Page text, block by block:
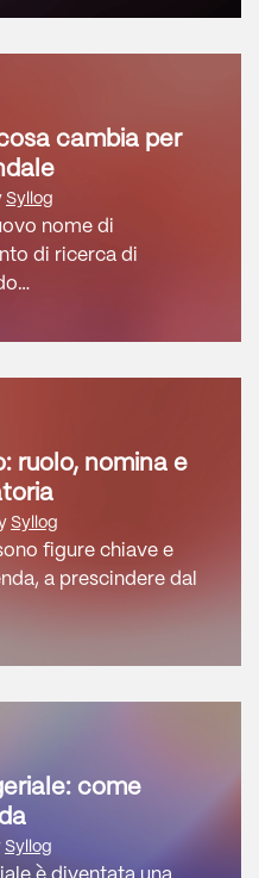
cambia per
Syllog
nome di
di ricerca di
ruolo, nomina e
Syllog
figure chiave e
a prescindere dal
come
Syllog